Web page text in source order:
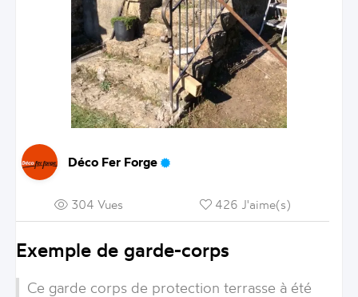
Déco Fer Forge
304 Vues 426 J'aime(s)
Exemple de garde-corps
Ce garde corps de protection terrasse à été